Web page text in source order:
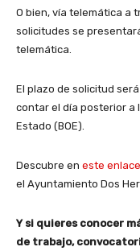
O bien, vía telemática a
solicitudes se
telemática.
El plazo de solicitud
contar el día posterior a
Estado (BOE).
Descubre en este enlace
el Ayuntamiento Dos
Y si quieres conocer
de trabajo,